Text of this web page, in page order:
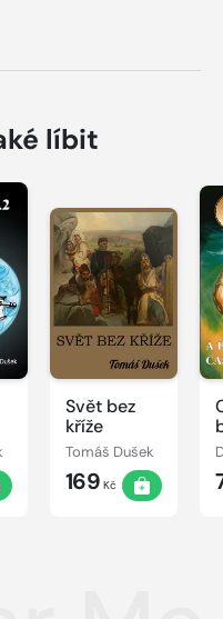
líbit
Svět bez
kříže
Tomáš Dušek
169 Kč